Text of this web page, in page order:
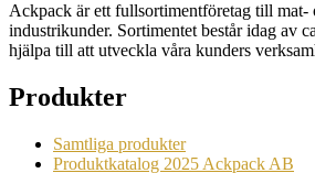
Ackpack är ett fullsortimentföretag till mat-
industrikunder. Sortimentet består idag av
hjälpa till att utveckla våra kunders
Produkter
Samtliga produkter
Produktkatalog 2025 Ackpack AB